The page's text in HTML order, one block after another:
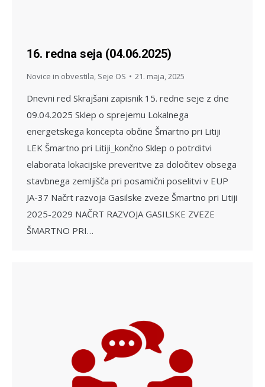
16. redna seja (04.06.2025)
Novice in obvestila Seje OS 21. maja, 2025
Dnevni red Skrajšani zapisnik 15. redne seje z dne
09.04.2025 Sklep o sprejemu Lokalnega
energetskega koncepta občine Šmartno pri Litiji
LEK Šmartno pri Litiji_končno Sklep o potrditvi
elaborata lokacijske preveritve za določitev obsega
stavbnega zemljišča pri posamični poselitvi v EUP
JA-37 Načrt razvoja Gasilske zveze Šmartno pri Litiji
2025-2029 NAČRT RAZVOJA GASILSKE ZVEZE
ŠMARTNO PRI…